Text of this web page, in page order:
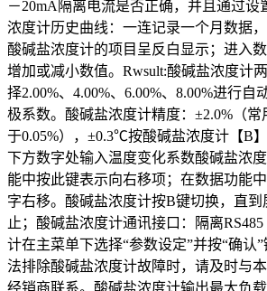
－20mA隔离电流是否正确，并且通过设
浓度计历史曲线：一连记录一个月数据
酸碱盐浓度计的项目呈反白显示；进入
增加或减小数值。Rwsult:酸碱盐浓度计
择2.00%、4.00%、6.00%、8.00%进行自
极系数。酸碱盐浓度计精度：±2.0%（
于0.05%），±0.3℃按酸碱盐浓度计【B
下方数字处输入温度变化系数酸碱盐浓
能中按此键表示向右移项；在数据功能
字右移。酸碱盐浓度计按B键切换，直
止；酸碱盐浓度计通讯接口：隔离
计在主菜单下选择“参数设定”并按“确认
法排除酸碱盐浓度计故障时，请及时与